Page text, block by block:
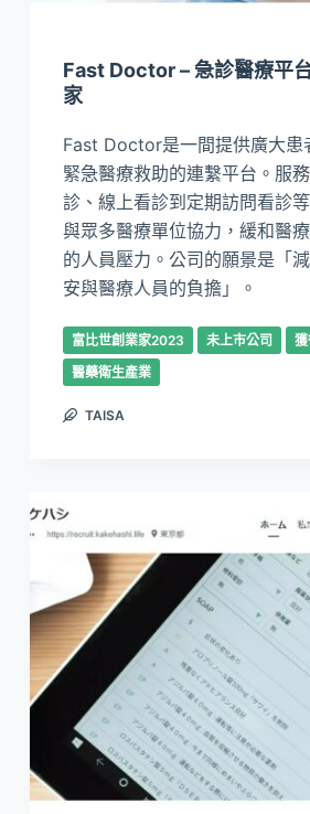
Fast Doctor – 急診醫療平
家
Fast Doctor是一間提供廣大患
緊急醫療救助的連繫平台。服
診、線上看診到定期訪問看診
與眾多醫療單位協力，緩和醫
的人員壓力。公司的願景是「
安與醫療人員的負擔」。
富比世創業家2023 未上市公司
醫藥衛生產業
TAISA